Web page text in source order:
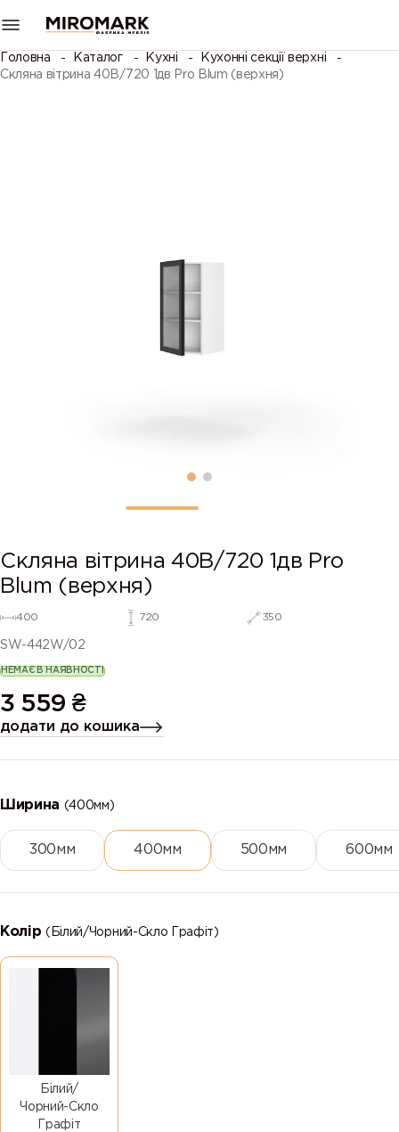
Головна Каталог Кухні
Кухонні секції верхні
Скляна вітрина 40В/720 1дв Pro Blum (верхня)
Скляна вітрина 40В/720 1дв Pro
Blum (верхня)
400 720 350
SW-442W/02
НЕМАЄ В НАЯВНОСТІ
3 559 ₴
додати до кошика
Ширина (400мм)
300мм 400мм 500мм 600мм
Колір(Білий/Чорний-Скло Графіт)
Білий/
Чорний-Скло
Графіт